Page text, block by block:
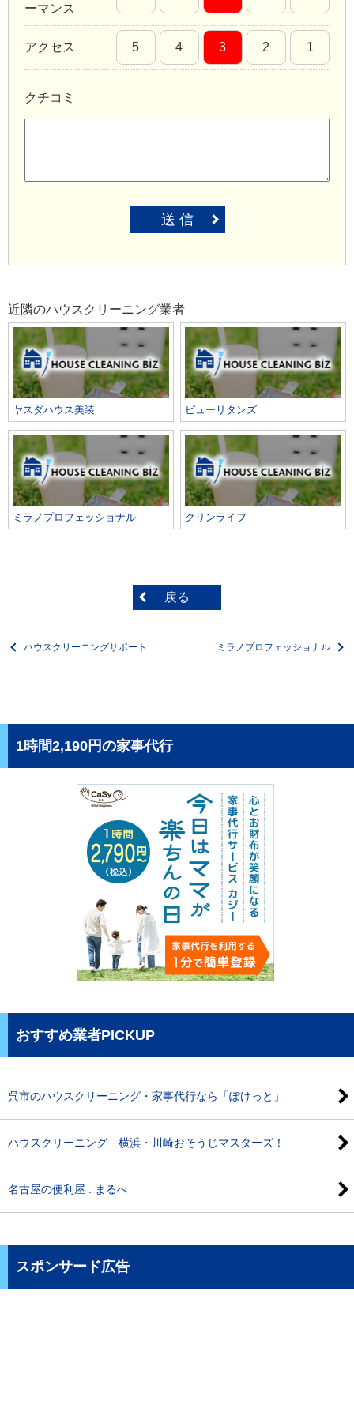
ーマンス
アクセス 5 4 3 2 1
クチコミ
送 信
近隣のハウスクリーニング業者
ヤスダハウス美装 ピューリタンズ
ミラノプロフェッショナル クリンライフ
戻る
ハウスクリーニングサポート ミラノプロフェッショナル
1時間2,190円の家事代行
おすすめ業者PICKUP
呉市のハウスクリーニング・家事代行なら「ぽけっと」
ハウスクリーニング 横浜・川崎おそうじマスターズ！
名古屋の便利屋 : まるべ
スポンサード広告